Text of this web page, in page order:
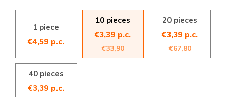
1 piece
€4,59 p.c.
10 pieces
€3,39 p.c.
€33,90
20 pieces
€3,39 p.c.
€67,80
40 pieces
€3,39 p.c.